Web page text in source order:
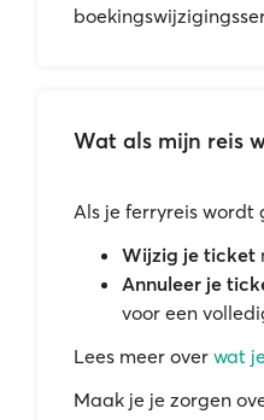
Wat als mijn reis
Als je ferryreis wordt
Wijzig je ticket
Annuleer je
voor een
Lees meer over wat
Maak je je zorgen